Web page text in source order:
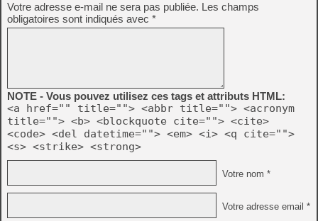
Votre adresse e-mail ne sera pas publiée. Les champs
obligatoires sont indiqués avec *
NOTE - Vous pouvez utilisez ces tags et attributs HTML:
<a href="" title=""> <abbr title=""> <acronym
title=""> <b> <blockquote cite=""> <cite>
<code> <del datetime=""> <em> <i> <q cite="">
<s> <strike> <strong>
Votre nom *
Votre adresse email *